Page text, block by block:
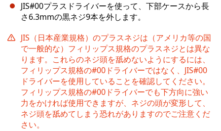
JIS#00プラスドライバーを使って、下部ケースから長
さ6.3mmの黒ネジ9本を外します。
JIS（日本産業規格）のプラスネジは（アメリカ等の国
で一般的な）フィリップス規格のプラスネジとは異な
ります。これらのネジ頭を舐めないようにするには、
フィリップス規格の#00ドライバーではなく、JIS#00
ドライバーを使用していることを確認してください。
フィリップス規格の#00ドライバーでも下方向に強い
力をかければ使用できますが、ネジの頭が変形して、
ネジ頭を舐めてしまう恐れがありますのでご注意くだ
さい。